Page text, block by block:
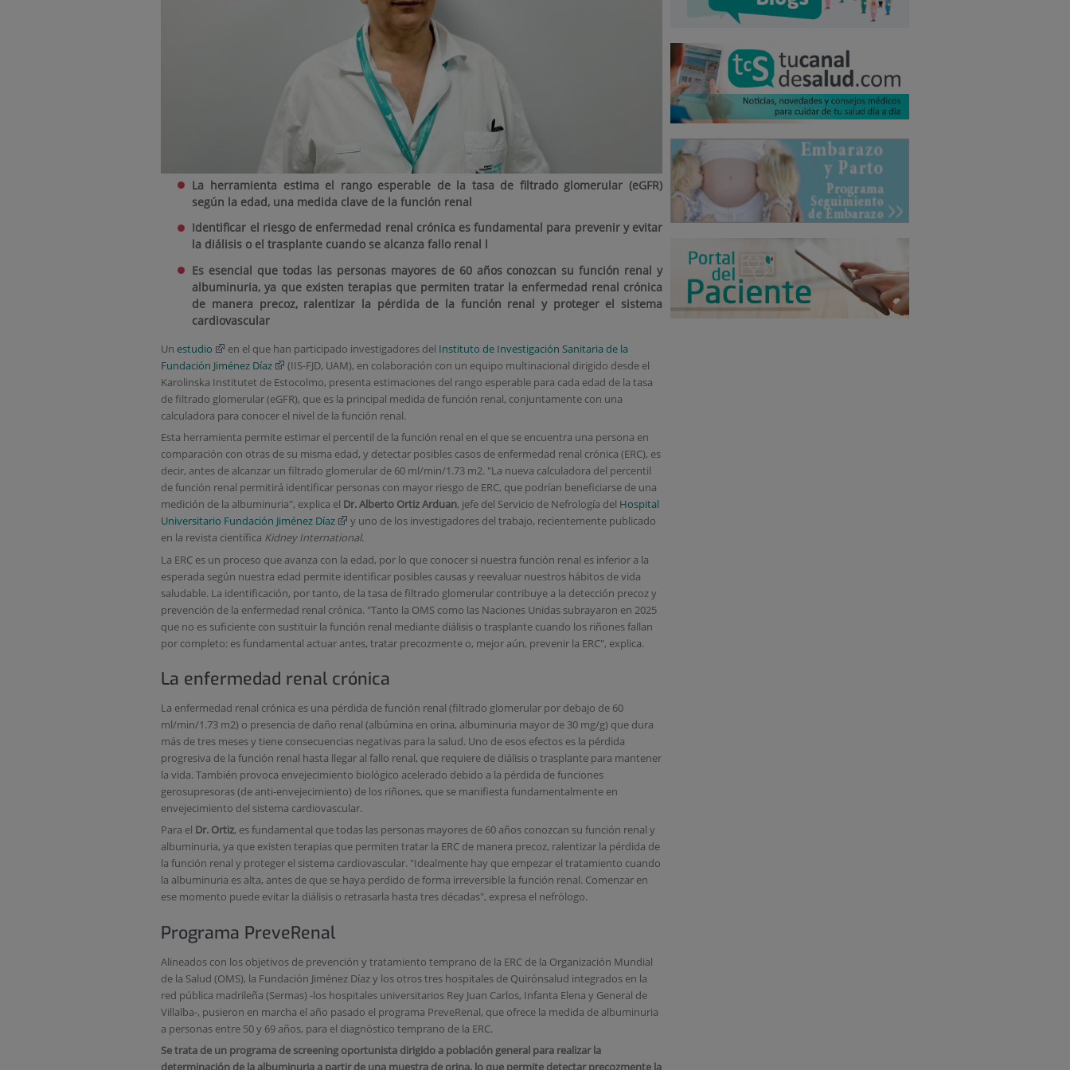
La herramienta estima el rango esperable de la tasa de filtrado glomerular (eGFR)
según la edad, una medida clave de la función renal
Identificar el riesgo de enfermedad renal crónica es fundamental para prevenir y evitar
la diálisis o el trasplante cuando se alcanza fallo renal l
Es esencial que todas las personas mayores de 60 años conozcan su función renal y
albuminuria, ya que existen terapias que permiten tratar la enfermedad renal crónica
de manera precoz, ralentizar la pérdida de la función renal y proteger el sistema
cardiovascular
Un estudio en el que han participado investigadores del Instituto de Investigación Sanitaria de la
Fundación Jiménez Díaz
(IIS-FJD, UAM), en colaboración con un equipo multinacional dirigido desde el
Karolinska Institutet de Estocolmo, presenta estimaciones del rango esperable para cada edad de la tasa
de filtrado glomerular (eGFR), que es la principal medida de función renal, conjuntamente con una
calculadora para conocer el nivel de la función renal.
Esta herramienta permite estimar el percentil de la función renal en el que se encuentra una persona en
comparación con otras de su misma edad, y detectar posibles casos de enfermedad renal crónica (ERC), es
decir, antes de alcanzar un filtrado glomerular de 60 ml/min/1.73 m2. "La nueva calculadora del percentil
de función renal permitirá identificar personas con mayor riesgo de ERC, que podrían beneficiarse de una
medición de la albuminuria", explica el Dr. Alberto Ortiz Arduan, jefe del Servicio de Nefrología del Hospital
Universitario Fundación Jiménez Díaz
y uno de los investigadores del trabajo, recientemente publicado
en la revista científica Kidney International.
La ERC es un proceso que avanza con la edad, por lo que conocer si nuestra función renal es inferior a la
esperada según nuestra edad permite identificar posibles causas y reevaluar nuestros hábitos de vida
saludable. La identificación, por tanto, de la tasa de filtrado glomerular contribuye a la detección precoz y
prevención de la enfermedad renal crónica. "Tanto la OMS como las Naciones Unidas subrayaron en 2025
que no es suficiente con sustituir la función renal mediante diálisis o trasplante cuando los riñones fallan
por completo: es fundamental actuar antes, tratar precozmente o, mejor aún, prevenir la ERC", explica.
La enfermedad renal crónica
La enfermedad renal crónica es una pérdida de función renal (filtrado glomerular por debajo de 60
ml/min/1.73 m2) o presencia de daño renal (albúmina en orina, albuminuria mayor de 30 mg/g) que dura
más de tres meses y tiene consecuencias negativas para la salud. Uno de esos efectos es la pérdida
progresiva de la función renal hasta llegar al fallo renal, que requiere de diálisis o trasplante para mantener
la vida. También provoca envejecimiento biológico acelerado debido a la pérdida de funciones
gerosupresoras (de anti-envejecimiento) de los riñones, que se manifiesta fundamentalmente en
envejecimiento del sistema cardiovascular.
Para el Dr. Ortiz, es fundamental que todas las personas mayores de 60 años conozcan su función renal y
albuminuria, ya que existen terapias que permiten tratar la ERC de manera precoz, ralentizar la pérdida de
la función renal y proteger el sistema cardiovascular. "Idealmente hay que empezar el tratamiento cuando
la albuminuria es alta, antes de que se haya perdido de forma irreversible la función renal. Comenzar en
ese momento puede evitar la diálisis o retrasarla hasta tres décadas", expresa el nefrólogo.
Programa PreveRenal
Alineados con los objetivos de prevención y tratamiento temprano de la ERC de la Organización Mundial
de la Salud (OMS), la Fundación Jiménez Díaz y los otros tres hospitales de Quirónsalud integrados en la
red pública madrileña (Sermas) -los hospitales universitarios Rey Juan Carlos, Infanta Elena y General de
Villalba-, pusieron en marcha el año pasado el programa PreveRenal, que ofrece la medida de albuminuria
a personas entre 50 y 69 años, para el diagnóstico temprano de la ERC.
Se trata de un programa de screening oportunista dirigido a población general para realizar la
determinación de la albuminuria a partir de una muestra de orina, lo que permite detectar precozmente la